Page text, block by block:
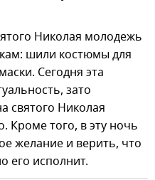
Николая молодежь
шили костюмы для
Сегодня эта
зато
святого Николая
Кроме того, в эту ночь
желание и верить, что
его исполнит.